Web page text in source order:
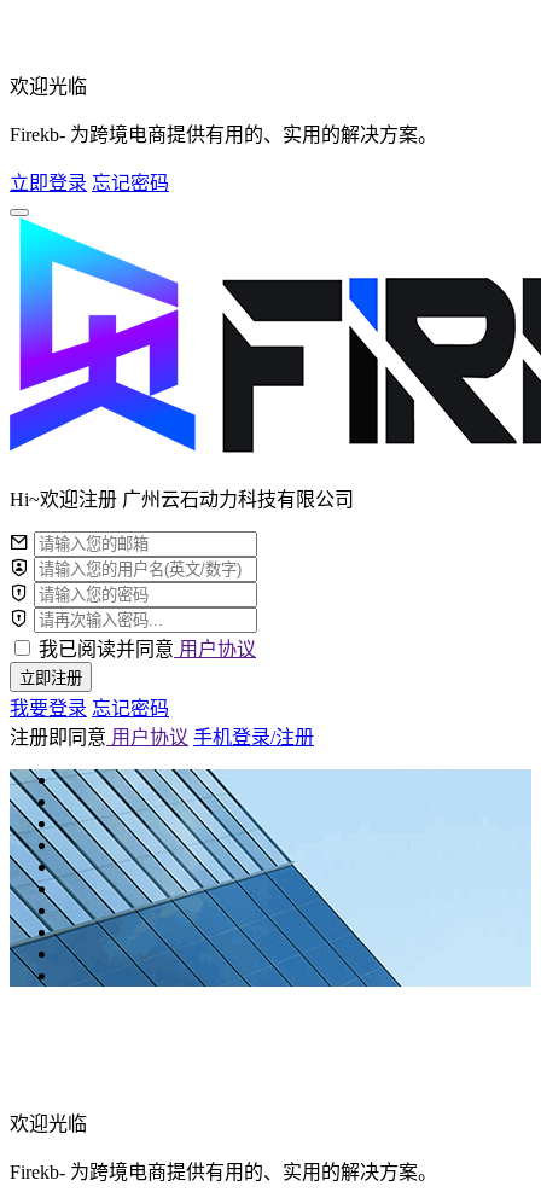
欢迎光临
Firekb- 为跨境电商提供有用的、实用的解决方案。
立即登录 忘记密码
Hi~欢迎注册 广州云石动力科技有限公司
我已阅读并同意 用户协议
立即注册
我要登录 忘记密码
注册即同意 用户协议 手机登录/注册
欢迎光临
Firekb- 为跨境电商提供有用的、实用的解决方案。